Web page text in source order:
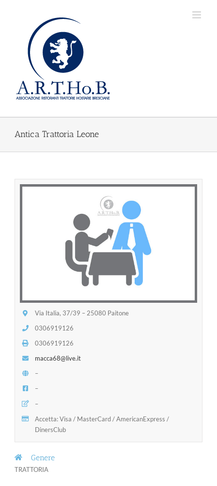
Antica Trattoria Leone
Via Italia, 37/39 – 25080 Paitone
0306919126
0306919126
macca68@live.it
–
–
–
Accetta: Visa / MasterCard / AmericanExpress /
DinersClub
Genere
TRATTORIA